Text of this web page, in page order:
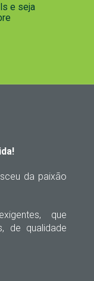
e seja
da paixão
que
de qualidade